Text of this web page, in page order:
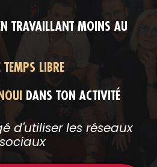
TRAVAILLANT MOINS AU
LIBRE
DANS TON ACTIVITÉ
d'utiliser les réseaux
sociaux